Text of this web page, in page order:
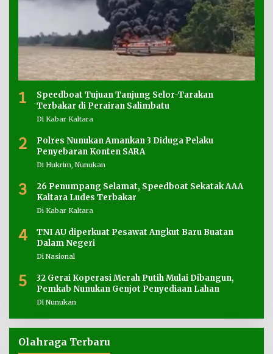
1
Speedboat Tujuan Tanjung Selor-Tarakan
Terbakar di Perairan Salimbatu
Di Kabar Kaltara
2
Polres Nunukan Amankan 3 Diduga Pelaku
Penyebaran Konten SARA
Di Hukrim, Nunukan
3
26 Penumpang Selamat, Speedboat Sekatak AAA
Kaltara Ludes Terbakar
Di Kabar Kaltara
4
TNI AU diperkuat Pesawat Angkut Baru Buatan
Dalam Negeri
Di Nasional
5
32 Gerai Koperasi Merah Putih Mulai Dibangun,
Pemkab Nunukan Genjot Penyediaan Lahan
Di Nunukan
Olahraga Terbaru